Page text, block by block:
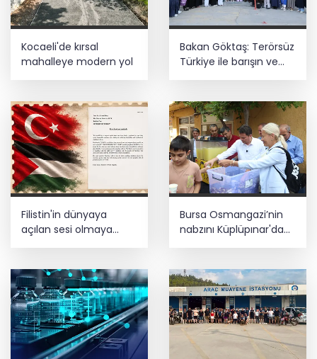
Kocaeli'de kırsal
mahalleye modern yol
Bakan Göktaş: Terörsüz
Türkiye ile barışın ve
istikrarın güçlendiği
Filistin'in dünyaya
açılan sesi olmaya
Bursa Osmangazi’nin
nabzını Küplüpınar'da